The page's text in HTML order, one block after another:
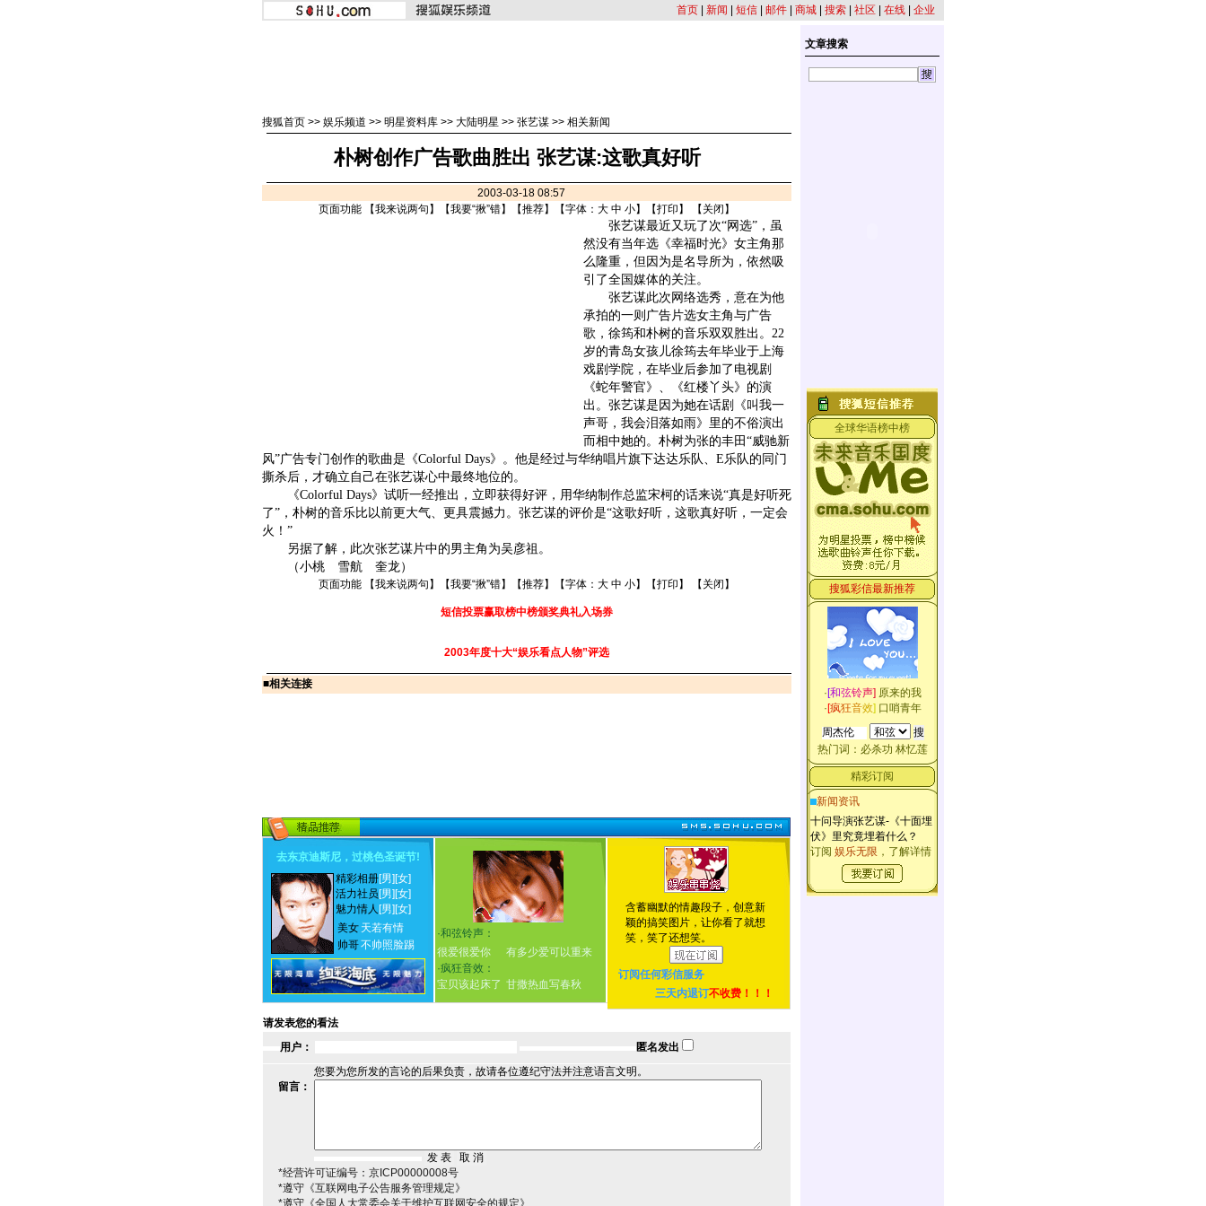
首页 新闻 短信 邮件 商城 搜索 社区 在线 企业
搜狐首页 >> 娱乐频道 >> 明星资料库 >> 大陆明星 >> 张艺谋 >> 相关新闻
朴树创作广告歌曲胜出 张艺谋:这歌真好听
2003-03-18 08:57
页面功能 【我来说两句 】【我要“揪”错】【推荐】【字体： 大 中 小】【打印 】 【 关闭 】
张艺谋最近又玩了次“网选”，虽
然没有当年选《幸福时光》女主角那
么隆重，但因为是名导所为，依然吸
引了全国媒体的关注。
张艺谋此次网络选秀，意在为他
承拍的一则广告片选女主角与广告
歌，徐筠和朴树的音乐双双胜出。22
岁的青岛女孩儿徐筠去年毕业于上海
戏剧学院，在毕业后参加了电视剧
《蛇年警官》、《红楼丫头》的演
出。张艺谋是因为她在话剧《叫我一
声哥，我会泪落如雨》里的不俗演出
而相中她的。朴树为张的丰田“威驰新
风”广告专门创作的歌曲是《Colorful Days》。他是经过与华纳唱片旗下达达乐队、E乐队的同门
撕杀后，才确立自己在张艺谋心中最终地位的。
《Colorful Days》试听一经推出，立即获得好评，用华纳制作总监宋柯的话来说“真是好听死
了”，朴树的音乐比以前更大气、更具震撼力。张艺谋的评价是“这歌好听，这歌真好听，一定会
火！”
另据了解，此次张艺谋片中的男主角为吴彦祖。
（小桃 雪航 奎龙）
页面功能 【我来说两句 】【我要“揪”错】【推荐】【字体： 大 中 小】【打印 】 【 关闭 】
短信投票赢取榜中榜颁奖典礼入场券
2003年度十大“娱乐看点人物”评选
■相关连接
去东京迪斯尼，过桃色圣诞节!
精彩相册[男] [女]
活力社员 [男] [女]
魅力情人 [男] [女]
美女 天若有情
帅哥不帅照脸踢
·和弦铃声：
很爱很爱你
有多少爱可以重来
·疯狂音效：
宝贝该起床了 甘撒热血写春秋
含蓄幽默的情趣段子，创意新
颖的搞笑图片，让你看了就想
笑，笑了还想笑。
订阅任何彩信服务
三天内退订不收费！！！
请发表您的看法
用户：
匿名发出
您要为您所发的言论的后果负责，故请各位遵纪守法并注意语言文明。
留言：
*经营许可证编号：京ICP00000008号
*遵守《互联网电子公告服务管理规定》
*遵守《全国人大常委会关于维护互联网安全的规定》
文章搜索
全球华语榜中榜
搜狐彩信最新推荐
·[和弦铃声] 原来的我
·[疯狂音效] 口哨青年
热门词： 必杀功 林忆莲
精彩订阅
新闻资讯
十问导演张艺谋-《十面埋
伏》里究竟埋着什么？
订阅 娱乐无限 ，了解详情